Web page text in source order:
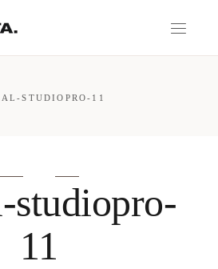
STUDIOPRO-11
studiopro-
11